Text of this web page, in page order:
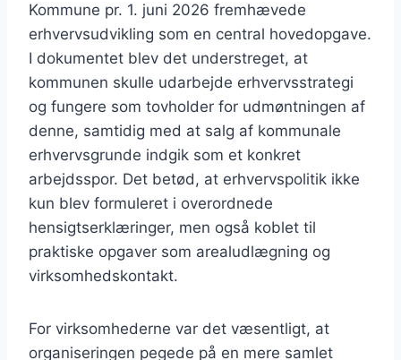
Kommune pr. 1. juni 2026 fremhævede
erhvervsudvikling som en central hovedopgave.
I dokumentet blev det understreget, at
kommunen skulle udarbejde erhvervsstrategi
og fungere som tovholder for udmøntningen af
denne, samtidig med at salg af kommunale
erhvervsgrunde indgik som et konkret
arbejdsspor. Det betød, at erhvervspolitik ikke
kun blev formuleret i overordnede
hensigtserklæringer, men også koblet til
praktiske opgaver som arealudlægning og
virksomhedskontakt.
For virksomhederne var det væsentligt, at
organiseringen pegede på en mere samlet